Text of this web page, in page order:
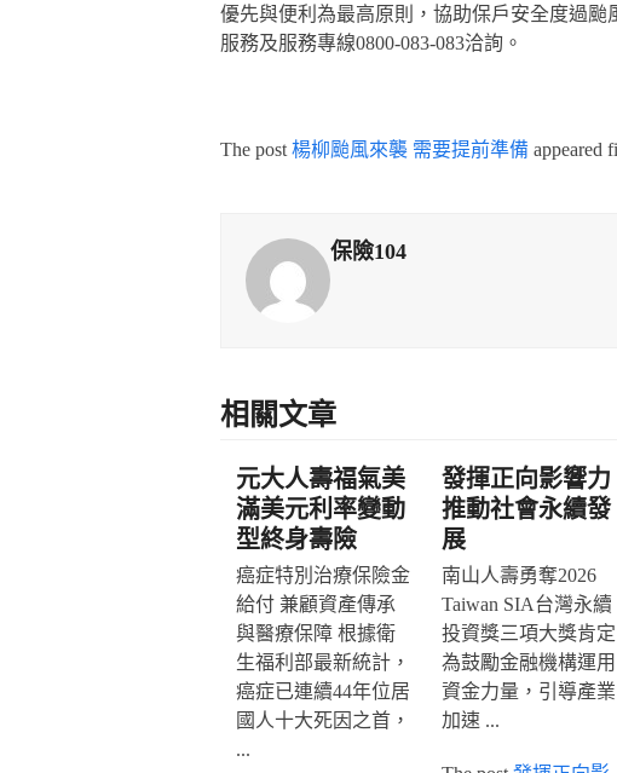
優先與便利為最高原則，協助保戶安全度過
服務及服務專線0800-083-083洽詢。
The post 楊柳颱風來襲 需要提前準備 appeared
保險104
相關文章
元大人壽福氣美
滿美元利率變動
型終身壽險
癌症特別治療保險金
給付 兼顧資產傳承
與醫療保障 根據衛
生福利部最新統計，
癌症已連續44年位居
國人十大死因之首，
...
發揮正向影響力
推動社會永續發
展
南山人壽勇奪2026
Taiwan SIA台灣永續
投資獎三項大獎肯定
為鼓勵金融機構運用
資金力量，引導產業
加速 ...